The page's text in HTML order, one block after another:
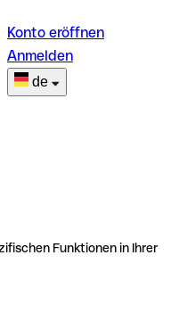
Konto eröffnen
Anmelden
de
Funktionen in Ihrer